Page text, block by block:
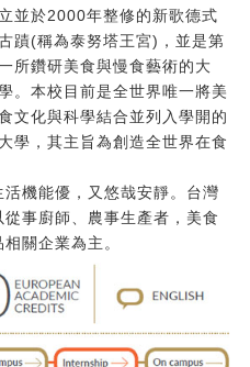
立並於2000年整修的新歌德式
蹟(稱為泰努塔王宮)，並是第
所鑽研美食與慢食藝術的大
。本校目前是全世界唯一將美
文化與科學結合並列入學開的
大學，其主旨為創造全世界在食
機能優，又悠哉安靜。台灣
事廚師、農事生產者，美食
關企業為主。